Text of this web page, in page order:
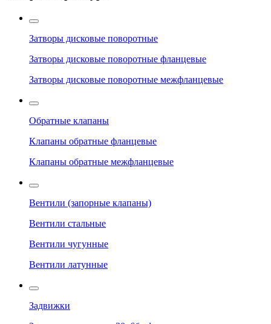
Затворы дисковые поворотные
Затворы дисковые поворотные фланцевые
Затворы дисковые поворотные межфланцевые
Обратные клапаны
Клапаны обратные фланцевые
Клапаны обратные межфланцевые
Вентили (запорные клапаны)
Вентили стальные
Вентили чугунные
Вентили латунные
Задвижки